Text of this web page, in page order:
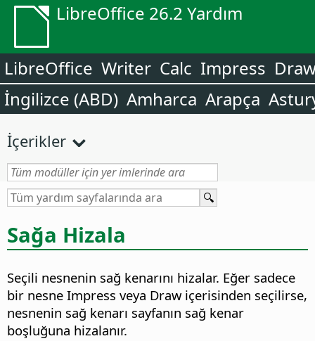
LibreOffice 26.2 Yardım
LibreOffice Writer Calc Impress
İngilizce (ABD) Amharca Arapça
İçerikler
Sağa Hizala
Seçili nesnenin sağ kenarını hizalar. Eğer sadece
bir nesne Impress veya Draw içerisinden seçilirse,
nesnenin sağ kenarı sayfanın sağ kenar
boşluğuna hizalanır.